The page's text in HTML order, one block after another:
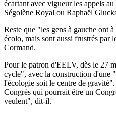
écartant avec vigueur les appels
Ségolène Royal ou Raphaël
Reste que "les gens à gauche ont
écolo, mais sont aussi frustrés par
Cormand.
Pour le patron d'EELV, dès le 27
cycle", avec la construction d'une
l'écologie soit le centre de
Congrès qui pourrait être un
veulent", dit-il.